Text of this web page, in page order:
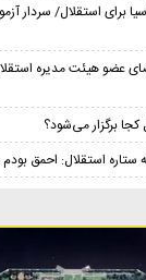
استقلال/ سردار
کجا برگزار می‌شود؟
ستاره استقلال: احمق